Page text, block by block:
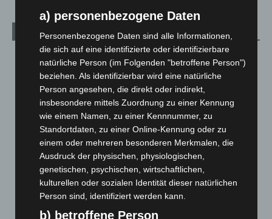
Aktuelle Beiträge
Brand im „Haus der Begegnung“ in Neuwarmbüchen schnell
eingedämmt
6. August 2026
Region Hannover: 21 neue Notfallsanitäter starten beim
Roten Kreuz
5. August 2026
Mann läuft mit Hockeyschläger über A7 – Polizei sucht
Zeugen
5. August 2026
Celle: Mensch stirbt bei Bagger-Unfall auf Baustelle
a) personenbezogene Daten
Personenbezogene Daten sind alle Informationen,
die sich auf eine identifizierte oder identifizierbare
natürliche Person (im Folgenden "betroffene Person")
beziehen. Als identifizierbar wird eine natürliche
Person angesehen, die direkt oder indirekt,
insbesondere mittels Zuordnung zu einer Kennung
wie einem Namen, zu einer Kennnummer, zu
Standortdaten, zu einer Online-Kennung oder zu
einem oder mehreren besonderen Merkmalen, die
Ausdruck der physischen, physiologischen,
genetischen, psychischen, wirtschaftlichen,
kulturellen oder sozialen Identität dieser natürlichen
Person sind, identifiziert werden kann.
b) betroffene Person